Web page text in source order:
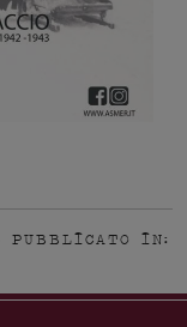
PUBBLICATO IN: